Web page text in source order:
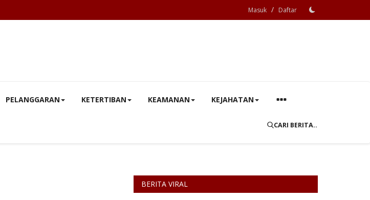
Masuk / Daftar
PELANGGARAN KETERTIBAN KEAMANAN KEJAHATAN
CARI BERITA..
BERITA VIRAL